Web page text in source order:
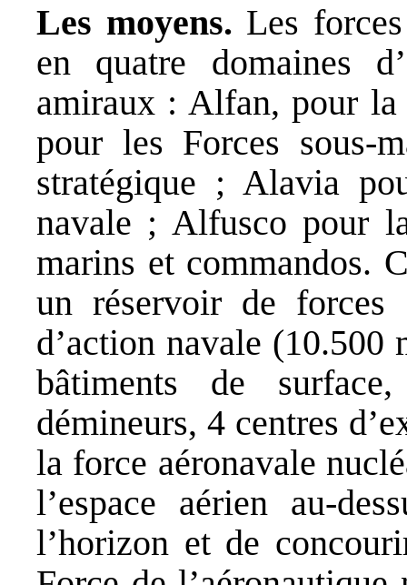
Les moyens. Les
en quatre domaines
amiraux : Alfan, pour
pour les Forces sous-
stratégique ; Alavia
navale ; Alfusco pour
marins et commandos.
un réservoir de forces
d’action navale (10.500
bâtiments de
démineurs, 4 centres
la force aéronavale
l’espace aérien au-
l’horizon et de